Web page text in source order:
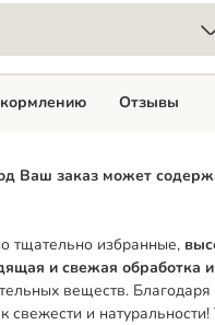
Ваш заказ может
тщательно избранные,
и свежая обработка
веществ. Благодаря
и
Отзывы